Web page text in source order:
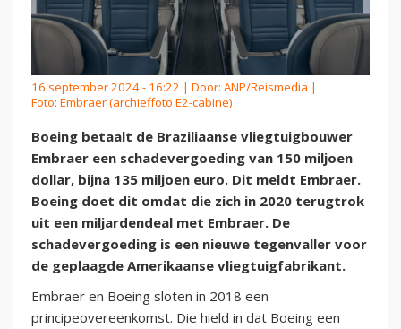
16 september 2024 - 16:22 | Door: ANP/Reismedia |
Foto: Embraer (archieffoto E2-cabine)
Boeing betaalt de Braziliaanse vliegtuigbouwer
Embraer een schadevergoeding van 150 miljoen
dollar, bijna 135 miljoen euro. Dit meldt Embraer.
Boeing doet dit omdat die zich in 2020 terugtrok
uit een miljardendeal met Embraer. De
schadevergoeding is een nieuwe tegenvaller voor
de geplaagde Amerikaanse vliegtuigfabrikant.
Embraer en Boeing sloten in 2018 een
principeovereenkomst. Die hield in dat Boeing een